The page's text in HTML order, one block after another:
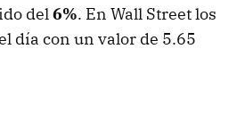
del6%. En Wall Street los
día con un valor de 5.65